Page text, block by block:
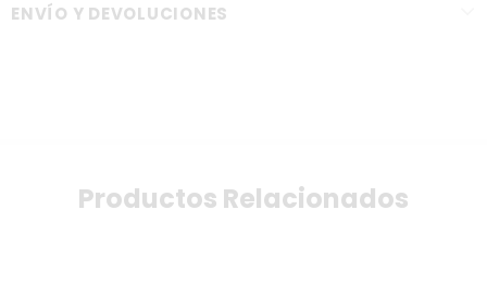
ENVÍO Y DEVOLUCIONES
Productos Relacionados